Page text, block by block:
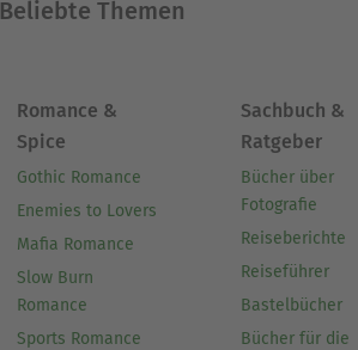
Beliebte Themen
Romance &
Spice
Gothic Romance
Enemies to Lovers
Mafia Romance
Slow Burn
Romance
Sports Romance
Sachbuch &
Ratgeber
Bücher über
Fotografie
Reiseberichte
Reiseführer
Bastelbücher
Bücher für die